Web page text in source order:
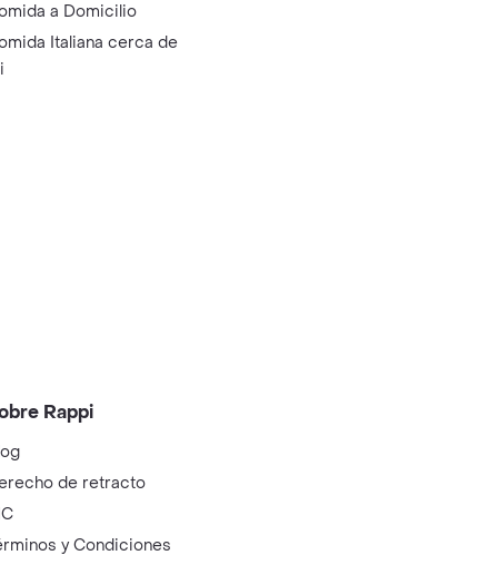
a Domicilio
Italiana cerca de
Rappi
de retracto
y Condiciones